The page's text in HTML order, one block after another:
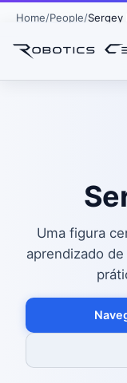
Home People Sergey
Uma figura
aprendizado